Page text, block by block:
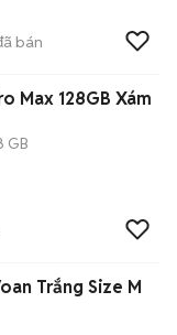
bán
Max 128GB Xám
GB
Trắng Size M